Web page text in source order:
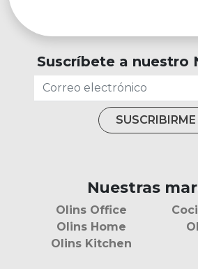
Suscríbete a nuestro
Nuestras
Olins Office
Olins Home
Olins Kitchen